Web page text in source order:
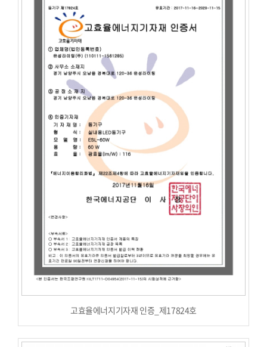
고효율에너지기자재 인증_제17824호